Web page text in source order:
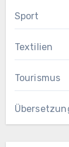
Sport
Textilien
Tourismus